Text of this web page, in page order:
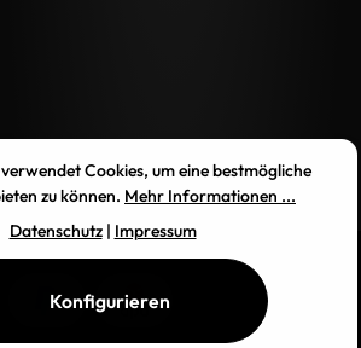
Cookies, um eine bestmögliche
zu können. Mehr Informationen ...
Datenschutz| Impressum
Konfigurieren